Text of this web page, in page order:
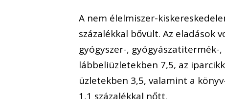
A nem élelmiszer-
százalékkal bővült. Az eladások
gyógyszer-,
lábbeliüzletekben 7,5, az
üzletekben 3,5, valamint a
1,1 százalékkal nőtt.